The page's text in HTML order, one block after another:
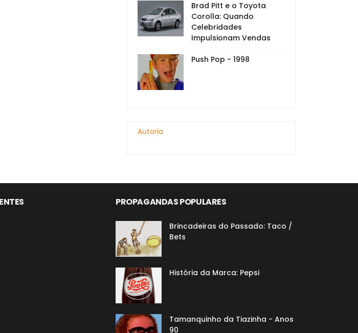
Brad Pitt e o Toyota
Corolla: Quando
Celebridades
Impulsionam Vendas
Push Pop - 1998
Autoria
PROPAGANDAS POPULARES
Brincadeiras do Passado: Taco /
Bets
História da Marca: Pepsi
Tamanquinho da Tiazinha - Anos
90